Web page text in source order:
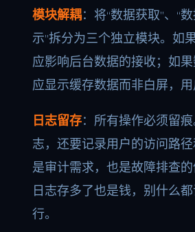
模块解耦：将“数据获取”、“
示”拆分为三个独立模块。如
应影响后台数据的接收；如
应显示缓存数据而非白屏，用
日志留存：所有操作必须留
志，还要记录用户的访问路
是审计需求，也是故障排查的
日志存多了也是钱，别什么
行。